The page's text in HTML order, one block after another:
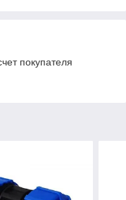
покупателя